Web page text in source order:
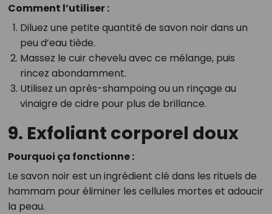
Comment l’utiliser :
Diluez une petite quantité de savon noir dans un
peu d’eau tiède.
Massez le cuir chevelu avec ce mélange, puis
rincez abondamment.
Utilisez un après-shampoing ou un rinçage au
vinaigre de cidre pour plus de brillance.
9. Exfoliant corporel doux
Pourquoi ça fonctionne :
Le savon noir est un ingrédient clé dans les rituels de
hammam pour éliminer les cellules mortes et adoucir
la peau.